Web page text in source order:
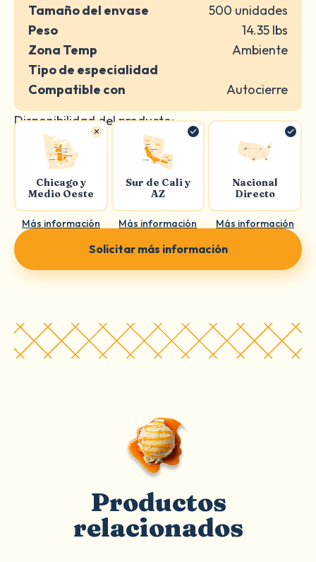
Tamaño del envase
500 unidades
Peso
14.35 lbs
Zona Temp
Ambiente
Tipo de especialidad
Compatible con
Autocierre
Disponibilidad del producto:
Chicago y
Medio Oeste
Más información
Sur de Cali y
AZ
Más información
Nacional
Directo
Más información
Solicitar más información
Productos
relacionados